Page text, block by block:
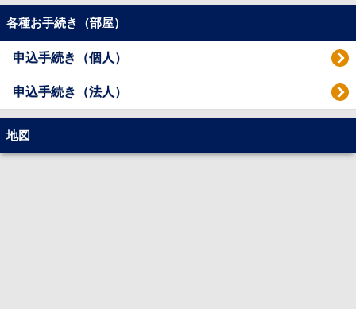
各種お手続き（部屋）
申込手続き（個人）
申込手続き（法人）
地図